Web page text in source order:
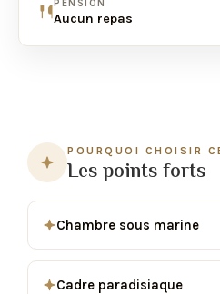
PENSION
Aucun repas
POURQUOI CHOISIR
Les points forts
Chambre sous marine
Cadre paradisiaque